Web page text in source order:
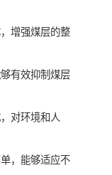
增强煤层的整
有效抑制煤层
对环境和人
，能够适应不